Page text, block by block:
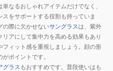
なるおしゃれアイテムだけでなく、
をサポートする役割も持っていま
の際に欠かせないサングラスは、紫外
アにして集中力を高める効果もあり
ィット感を重視しましょう。顔の形
ポイントです。
グラス もおすすめです。普段使いはも